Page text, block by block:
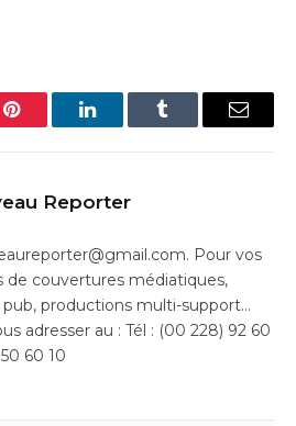
Pinterest LinkedInTumblr Email
Reporter
Pour vos
de couvertures médiatiques,
pub, productions multi-support…
adresser au : Tél : (00 228) 92 60
60 10